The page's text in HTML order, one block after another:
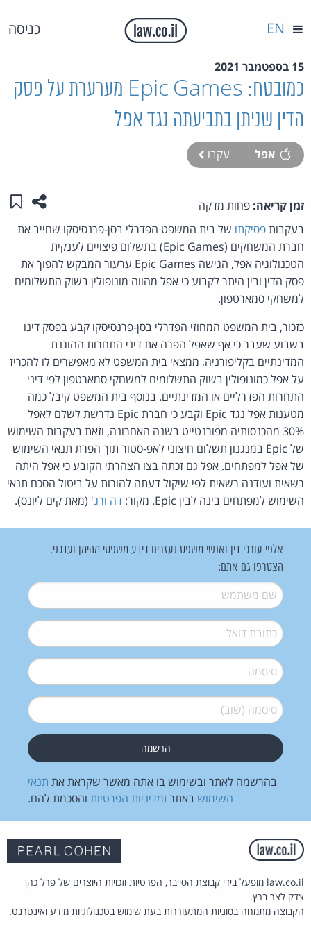
כניסה EN
15 בספטמבר 2021
כמובטח: Epic Games מערערת על פסק
הדין שניתן בתביעתה נגד אפל
אפל עקבו
זמן קריאה: פחות מדקה שתפו
בעקבותפסיקתו של בית המשפט הפדרלי בסן-פרנסיסקו שחייב את
חברת המשחקים (Epic Games) בתשלום פיצויים לענקית
הטכנולוגיה אפל, הגישה Epic Games ערעור המבקש להפוך את
פסק הדין ובין היתר לקבוע כי אפל מהווה מונופולין בשוק התשלומים
למשחקי סמארטפון.
כזכור, בית המשפט המחוזי הפדרלי בסן-פרנסיסקו קבע בפסק דינו
בשבוע שעבר כי אף שאפל הפרה את דיני התחרות ההוגנת
המדינתיים בקליפורניה, ממצאי בית המשפט לא מאפשרים לו להכריז
על אפל כמונופולין בשוק התשלומים למשחקי סמארטפון לפי דיני
התחרות הפדרליים או המדינתיים. בנוסף בית המשפט קיבל כמה
מטענות אפל נגד Epic וקבע כי חברת Epic נדרשת לשלם לאפל
30% מהכנסותיה מפורנטייט בשנה האחרונה, וזאת בעקבות השימוש
של Epic במנגנון תשלום חיצוני לאפ-סטור תוך הפרת תנאי השימוש
של אפל למפתחים. אפל גם זכתה בצו הצהרתי הקובע כי אפל היתה
רשאית ועודנה רשאית לפי שיקול דעתה להורות על ביטול הסכם תנאי
השימוש למפתחים בינה לבין Epic. מקור:
דה ורג' (מאת קים ליונס).
אלפי עורכי דין ואנשי משפט נעזרים בידע משפטי מהימן ועדכני.
הצטרפו גם אתם:
שם משתמש*
דואל*
סיסמה*
סיסמה (שוב)*
בהרשמה לאתר ובשימוש בו אתה מאשר שקראת את תנאי
השימוש באתר ומדיניות הפרטיות והסכמת להם.
law.co.il מופעל בידי קבוצת הסייבר, הפרטיות וזכויות היוצרים של פרל כהן
צדק לצר ברץ.
הקבוצה מתמחה בסוגיות המתעוררות בעת שימוש בטכנולוגיות מידע ואינטרנט.